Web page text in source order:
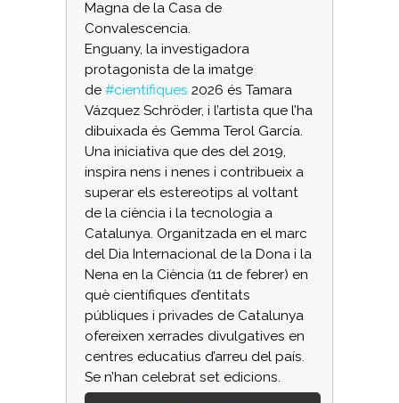
Magna de la Casa de
Convalescencia.
Enguany, la investigadora
protagonista de la imatge
de #científiques 2026 és Tamara
Vázquez Schröder, i l’artista que l’ha
dibuixada és Gemma Terol García.
Una iniciativa que des del 2019,
inspira nens i nenes i contribueix a
superar els estereotips al voltant
de la ciència i la tecnologia a
Catalunya. Organitzada en el marc
del Dia Internacional de la Dona i la
Nena en la Ciència (11 de febrer) en
què científiques d’entitats
públiques i privades de Catalunya
ofereixen xerrades divulgatives en
centres educatius d’arreu del país.
Se n’han celebrat set edicions.